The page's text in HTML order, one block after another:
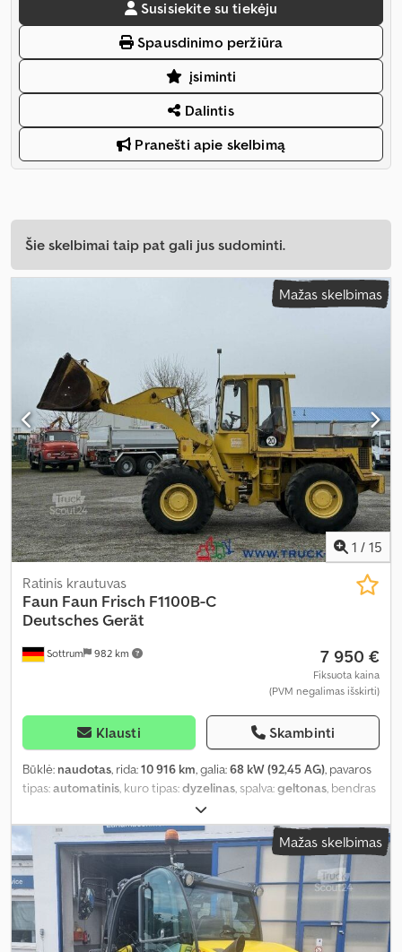
Susisiekite su tiekėju
Spausdinimo peržiūra
įsiminti
Dalintis
Pranešti apie skelbimą
Šie skelbimai taip pat gali jus sudominti.
Mažas skelbimas
1 / 15
Sottrum 982 km
Ratinis krautuvas
Faun Faun Frisch F1100B-C
Deutsches Gerät
7 950 €
Fiksuota kaina
(PVM negalimas išskirti)
Klausti Skambinti
Būklė: naudotas, rida:10 916 km, galia:68 kW (92,45 AG), pavaros
tipas:automatinis , kuro tipas:dyzelinas , spalva:geltonas , bendras
3 700 kg
4 500 kg, ašių konfigūracija:4x4, sėdimų vietų skaičius:1, pirmoji
registracija:03/1981, stabdžiai:kitas, Gamybos metai:1981, veikimo
valandos:10 916 h , vairuotojo kabina: dieninė kabina , Įranga:
galvos apsauga, kabina, standartinis kaušas, visų varančiųjų
ratų pavara,
Mažas skelbimas